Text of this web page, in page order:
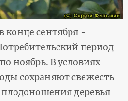
конце сентября -
период
ноябрь. В условиях
сохраняют свежесть
плодоношения деревья